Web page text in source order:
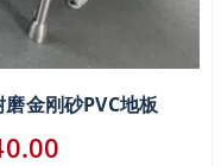
金刚砂PVC地板